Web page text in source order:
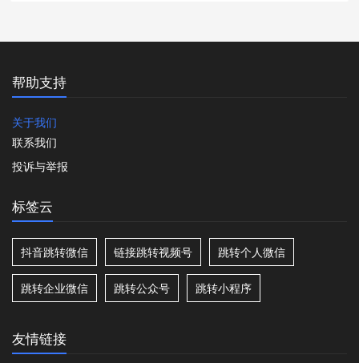
帮助支持
关于我们
联系我们
投诉与举报
标签云
抖音跳转微信 链接跳转视频号 跳转个人微信
跳转企业微信 跳转公众号 跳转小程序
友情链接